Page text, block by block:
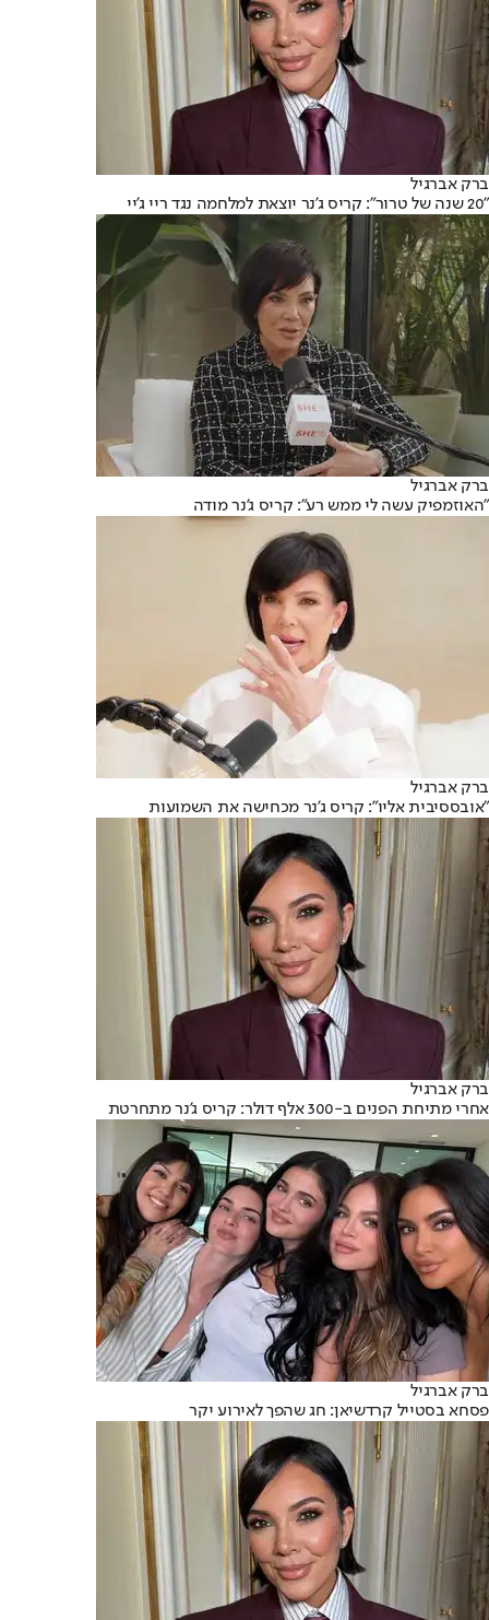
ברק אברגיל
"20 שנה של טרור": קריס ג'נר יוצאת למלחמה נגד ריי ג'יי
ברק אברגיל
"האוזמפיק עשה לי ממש רע": קריס ג'נר מודה
ברק אברגיל
"אובססיבית אליו": קריס ג'נר מכחישה את השמועות
ברק אברגיל
אחרי מתיחת הפנים ב-300 אלף דולר: קריס ג'נר מתחרטת
ברק אברגיל
פסחא בסטייל קרדשיאן: חג שהפך לאירוע יקר